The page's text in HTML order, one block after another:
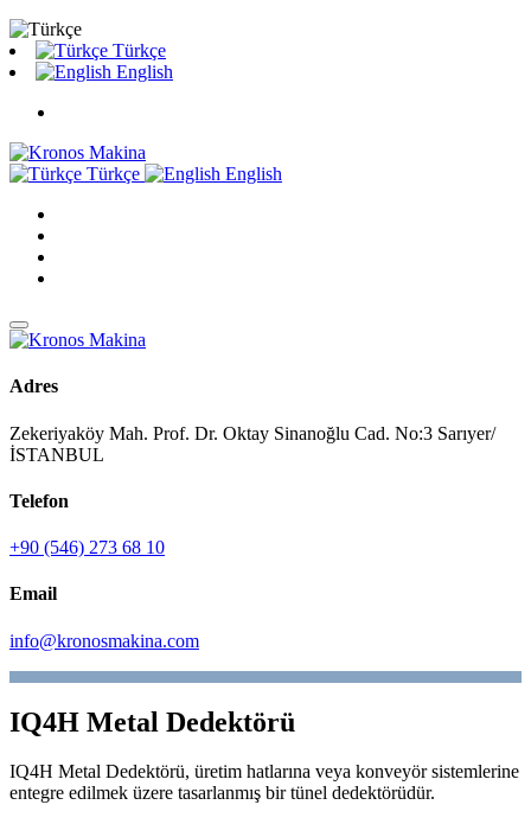
Türkçe
English
Türkçe English
Adres
Zekeriyaköy Mah. Prof. Dr. Oktay Sinanoğlu Cad. No:3 Sarıyer/
İSTANBUL
Telefon
+90 (546) 273 68 10
Email
info@kronosmakina.com
IQ4H Metal Dedektörü
IQ4H Metal Dedektörü, üretim hatlarına veya konveyör sistemlerine
entegre edilmek üzere tasarlanmış bir tünel dedektörüdür.